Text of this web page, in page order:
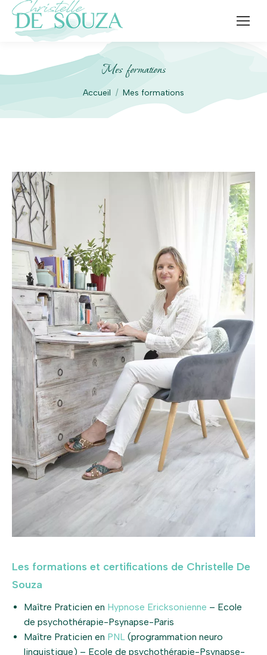
Mes formations
Vous êtes ici :
Accueil Mes formations
Les formations et certifications de Christelle De
Souza
Maître Praticien en Hypnose Ericksonienne – Ecole
de psychothérapie-Psynapse-Paris
Maître Praticien en PNL (programmation neuro
linguistique) – Ecole de psychothérapie-Psynapse-